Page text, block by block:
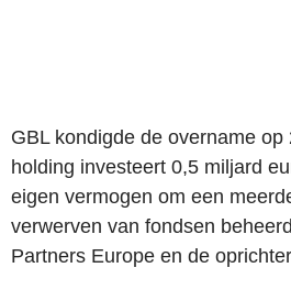
GBL kondigde de overname op
holding investeert 0,5 miljard
eigen vermogen om een
verwerven van fondsen
Partners Europe en de